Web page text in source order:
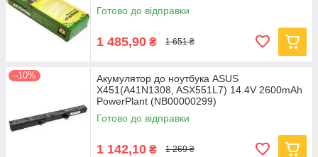
Готово до відправки
1 485,90 ₴ 1 651 ₴
–10%
Акумулятор до ноутбука ASUS
X451(A41N1308, ASX551L7) 14.4V 2600mAh
PowerPlant (NB00000299)
Готово до відправки
1 142,10 ₴ 1 269 ₴